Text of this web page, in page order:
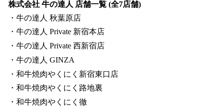
株式会社 牛の達人 店舗一覧 (全7店舗)
・⽜の達⼈ 秋葉原店
・⽜の達⼈ Private 新宿本店
・⽜の達⼈ Private ⻄新宿店
・⽜の達⼈ GINZA
・和⽜焼⾁やくにく新宿東⼝店
・和⽜焼⾁やくにく路地裏
・和牛焼肉やくにく徹